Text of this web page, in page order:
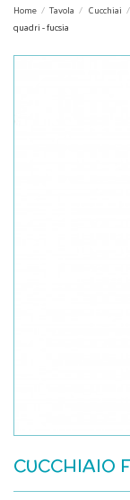
Home Tavola Cucchiai
quadri - fucsia
CUCCHIAIO